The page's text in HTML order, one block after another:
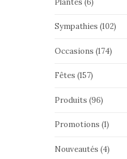
Plantes (6)
Sympathies (102)
Occasions (174)
Fêtes (157)
Produits (96)
Promotions (1)
Nouveautés (4)